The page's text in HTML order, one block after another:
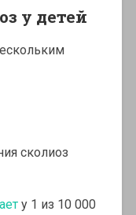
у детей
сколиоз
у 1 из 10 000